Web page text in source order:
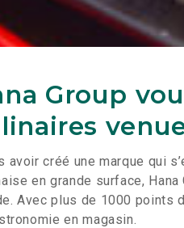
Group
avoir créé une marque qui
en grande surface,
Avec plus de 1000 points
en magasin.